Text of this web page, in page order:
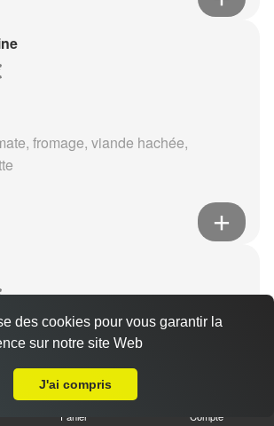
fromage, viande hachée,
fromage, viande hachée, boursin,
Panier Compte
des cookies pour vous garantir la
sur notre site Web
J'ai compris